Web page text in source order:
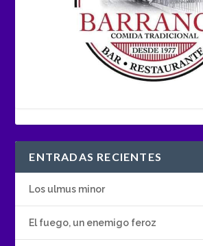
ENTRADAS RECIENTES
Los ulmus minor
El fuego, un enemigo feroz